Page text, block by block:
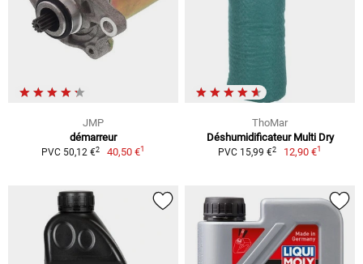
JMP
démarreur
PVC 50,12 €2 40,50 €1
ThoMar
Déshumidificateur Multi Dry
PVC 15,99 €2 12,90 €1